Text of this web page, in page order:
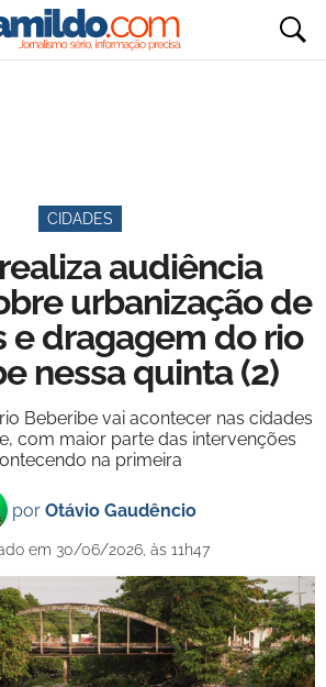
CIDADES
audiência
urbanização de
e dragagem do rio
nessa quinta (2)
Beberibe vai acontecer nas cidades
com maior parte das intervenções
na primeira
por Otávio Gaudêncio
em 30/06/2026, às 11h47